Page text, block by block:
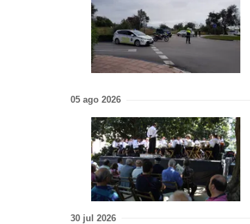
05 ago 2026
30 jul 2026